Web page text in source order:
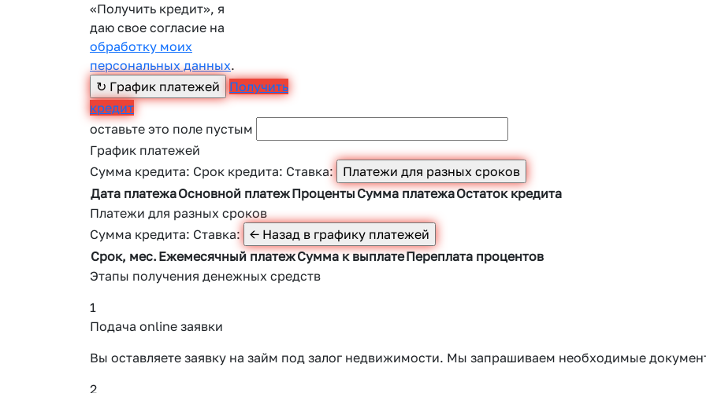
«Получить кредит», я
даю свое согласие на
обработку моих
персональных данных.
Получить
кредит
оставьте это поле пустым
График платежей
Сумма кредита: Срок кредита: Ставка:
Дата платежаОсновной платежПроцентыСумма платежаОстаток кредита
Платежи для разных сроков
Сумма кредита: Ставка:
Срок, мес.Ежемесячный платежСумма к выплатеПереплата процентов
Этапы получения денежных средств
1
Подача online заявки
Вы оставляете заявку на займ под залог недвижимости. Мы запрашиваем необходимые
2